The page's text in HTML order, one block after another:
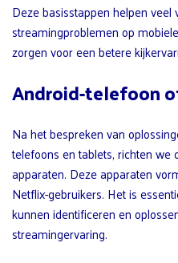
Deze basisstappen helpen veel
streamingproblemen op
zorgen voor een betere
Android-telefoon
Na het bespreken van
telefoons en tablets, richten we
apparaten. Deze apparaten
Netflix-gebruikers. Het is
kunnen identificeren en
streamingervaring.